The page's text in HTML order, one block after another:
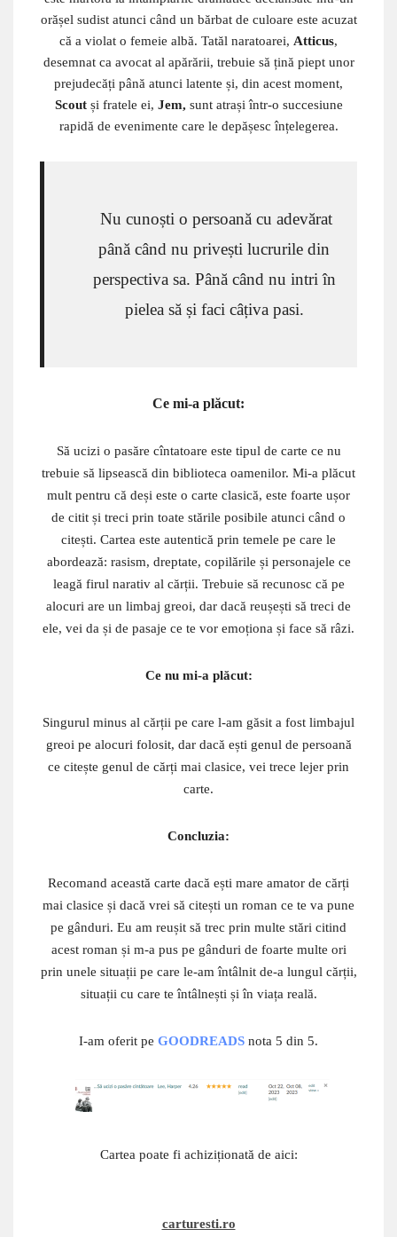
orășel sudist atunci când un bărbat de culoare este acuzat
că a violat o femeie albă. Tatăl naratoarei, Atticus,
desemnat ca avocat al apărării, trebuie să țină piept unor
prejudecăți până atunci latente și, din acest moment,
Scoutși fratele ei, Jem, sunt atrași într-o succesiune
rapidă de evenimente care le depășesc înțelegerea.
Nu cunoști o persoană cu adevărat
până când nu privești lucrurile din
perspectiva sa. Până când nu intri în
pielea să și faci câțiva pasi.
Ce mi-a plăcut:
Să ucizi o pasăre cîntatoare este tipul de carte ce nu
trebuie să lipsească din biblioteca oamenilor. Mi-a plăcut
mult pentru că deși este o carte clasică, este foarte ușor
de citit și treci prin toate stările posibile atunci când o
citești. Cartea este autentică prin temele pe care le
abordează: rasism, dreptate, copilările și personajele ce
leagă firul narativ al cărții. Trebuie să recunosc că pe
alocuri are un limbaj greoi, dar dacă reușești să treci de
ele, vei da și de pasaje ce te vor emoționa și face să râzi.
Ce nu mi-a plăcut:
Singurul minus al cărții pe care l-am găsit a fost limbajul
greoi pe alocuri folosit, dar dacă ești genul de persoană
ce citește genul de cărți mai clasice, vei trece lejer prin
carte.
Concluzia:
Recomand această carte dacă ești mare amator de cărți
mai clasice și dacă vrei să citești un roman ce te va pune
pe gânduri. Eu am reușit să trec prin multe stări citind
acest roman și m-a pus pe gânduri de foarte multe ori
prin unele situații pe care le-am întâlnit de-a lungul cărții,
situații cu care te întâlnești și în viața reală.
I-am oferit pe GOODREADS nota 5 din 5.
Cartea poate fi achiziționată de aici:
carturesti.ro